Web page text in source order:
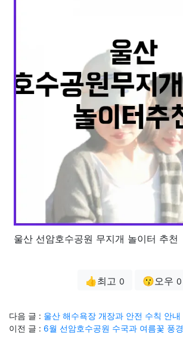
울산 선암호수공원 무지개 놀이터 추천
👍최고 0 😗오우 0
다음 글 : 울산 해수욕장 개장과 안전 수칙 안내
이전 글 : 6월 선암호수공원 수국과 여름꽃 풍경